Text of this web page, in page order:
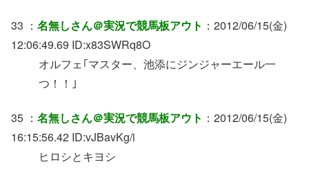
33 ： 名無しさん＠実況で競馬板アウト ：2012/06/15(金)
12:06:49.69 ID:x83SWRq8O
オルフェ｢マスター、池添にジンジャーエール一
つ！！｣
35 ： 名無しさん＠実況で競馬板アウト ：2012/06/15(金)
16:15:56.42 ID:vJBavKg/i
ヒロシとキヨシ